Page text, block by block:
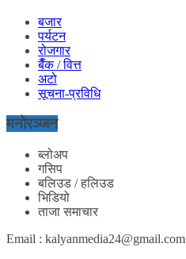
बजार
पर्यटन
रोजगार
बैँक / वित्त
अटो
सूचना-प्रविधि
मनोरञ्जन
ब्लोअप
गसिप
बलिउड / हलिउड
भिडियो
ताजा समाचार
Email : kalyanmedia24@gmail.com